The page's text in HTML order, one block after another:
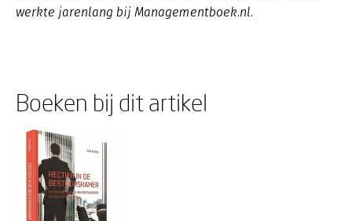
werkte jarenlang bij Managementboek.nl.
Boeken bij dit artikel